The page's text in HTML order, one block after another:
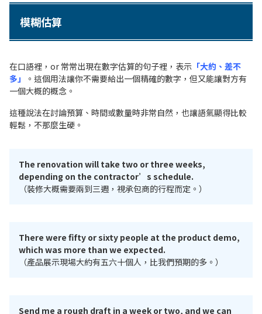
模糊估算
在口語裡，or 常常出現在數字估算的句子裡，表示 「大約、差不
多」
。這個用法讓你不需要給出一個精確的數字，但又能讓對方有
一個大概的概念。
這種說法在討論預算、時間或數量時非常自然，也讓語氣顯得比較
輕鬆，不那麼生硬。
The renovation will take two or three weeks,
depending on the contractor’s schedule.
（裝修大概需要兩到三週，視承包商的行程而定。）
There were fifty or sixty people at the product demo,
which was more than we expected.
（產品展示現場大約有五六十個人，比我們預期的多。）
Send me a rough draft in a week or two, and we can